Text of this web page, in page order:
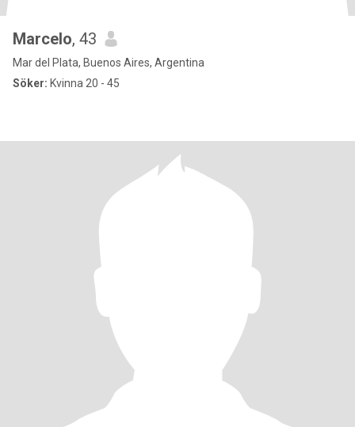
Marcelo, 43
Mar del Plata, Buenos Aires, Argentina
Söker: Kvinna 20 - 45